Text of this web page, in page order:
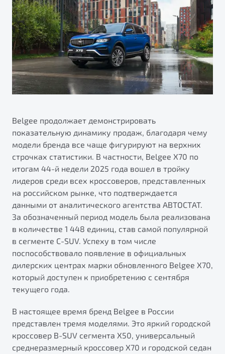
Яркий кроссовер
от 2 219 990 ₽*
Обзор В наличии
Элегантный и практичный седан
от 1 699 990 ₽*
Обзор В наличии
X70
Автокредит
Трейд-ин
Страхование
Расчет КАСКО
Узнайте о специальных выгодах при покупке
автомобиля Belgee
Подробно
Тест-драйв
Автокредит
Спецпредложения
ПОДДЕРЖКА
Гарантия Belgee
Belgee Линк
Belgee Клуб
Belgee Плюс
Клиентская поддержка
Помощь на дорогах
"Помощь на дорогах"
Преимущества программы
О дилерском центре
Правовая информация
Belgee продолжает демонстрировать
показательную динамику продаж, благодаря чему
модели бренда все чаще фигурируют на верхних
строчках статистики. В частности, Belgee X70 по
итогам 44-й недели 2025 года вошел в тройку
лидеров среди всех кроссоверов, представленных
на российском рынке, что подтверждается
данными от аналитического агентства АВТОСТАТ.
За обозначенный период модель была реализована
в количестве 1 448 единиц, став самой популярной
в сегменте C-SUV. Успеху в том числе
поспособствовало появление в официальных
дилерских центрах марки обновленного Belgee X70,
который доступен к приобретению с сентября
текущего года.
В настоящее время бренд Belgee в России
представлен тремя моделями. Это яркий городской
кроссовер B-SUV сегмента X50, универсальный
среднеразмерный кроссовер X70 и городской седан